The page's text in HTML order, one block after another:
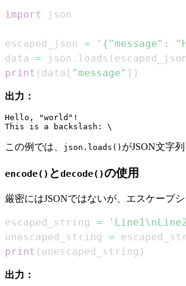
import
escaped_json =
'{"message":
data = json . loads ( escaped_json
print ( data [ "message" ] )
出力：
Hello, "world"!
この例では、 json.loads() がJSON文字
encode() とdecode()の使用
厳密にはJSONではないが、エスケープ
escaped_string =
unescaped_string =
print ( unescaped_string )
出力：